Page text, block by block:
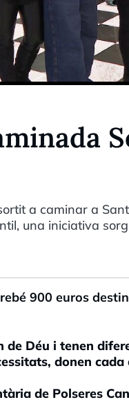
a caminar a
una iniciativa
900 euros
de Déu i tenen
donen
de Polseres